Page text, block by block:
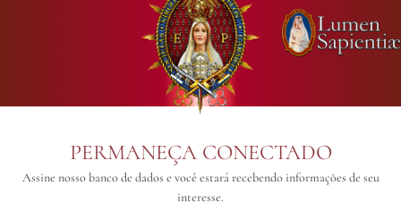
PERMANEÇA CONECTADO
Assine nosso banco de dados e você estará recebendo informações de seu
interesse.